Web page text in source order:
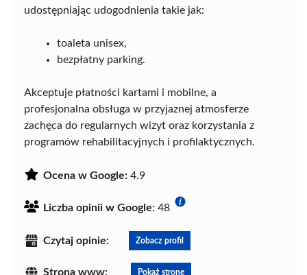
udostępniając udogodnienia takie jak:
toaleta unisex,
bezpłatny parking.
Akceptuje płatności kartami i mobilne, a
profesjonalna obsługa w przyjaznej atmosferze
zachęca do regularnych wizyt oraz korzystania z
programów rehabilitacyjnych i profilaktycznych.
Ocena w Google: 4.9
Liczba opinii w Google: 48
Czytaj opinie: Zobacz profil
Strona www: Pokaż stronę